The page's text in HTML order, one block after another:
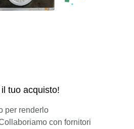
tuo acquisto!
per renderlo
con fornitori